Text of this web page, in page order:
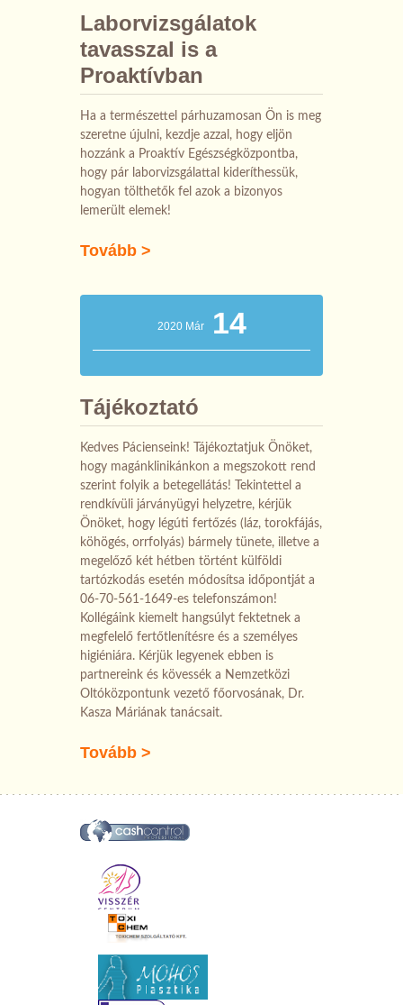
Laborvizsgálatok
tavasszal is a
Proaktívban
Ha a természettel párhuzamosan Ön is meg
szeretne újulni, kezdje azzal, hogy eljön
hozzánk a Proaktív Egészségközpontba,
hogy pár laborvizsgálattal kideríthessük,
hogyan tölthetők fel azok a bizonyos
lemerült elemek!
Tovább >
2020 Már14
Tájékoztató
Kedves Pácienseink! Tájékoztatjuk Önöket,
hogy magánklinikánkon a megszokott rend
szerint folyik a betegellátás! Tekintettel a
rendkívüli járványügyi helyzetre, kérjük
Önöket, hogy légúti fertőzés (láz, torokfájás,
köhögés, orrfolyás) bármely tünete, illetve a
megelőző két hétben történt külföldi
tartózkodás esetén módosítsa időpontját a
06-70-561-1649-es telefonszámon!
Kollégáink kiemelt hangsúlyt fektetnek a
megfelelő fertőtlenítésre és a személyes
higiéniára. Kérjük legyenek ebben is
partnereink és kövessék a Nemzetközi
Oltóközpontunk vezető főorvosának, Dr.
Kasza Máriának tanácsait.
Tovább >